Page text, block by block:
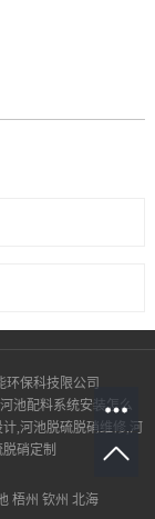
环保科技限公司
池配料系统安装怎么
,河池脱硫脱硝维修,河
硝定制
梧州 钦州 北海